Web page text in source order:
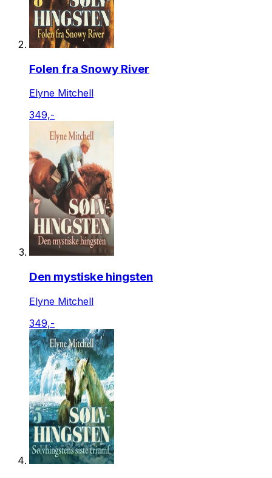
Folen fra Snowy River
Elyne Mitchell
349,-
Den mystiske hingsten
Elyne Mitchell
349,-